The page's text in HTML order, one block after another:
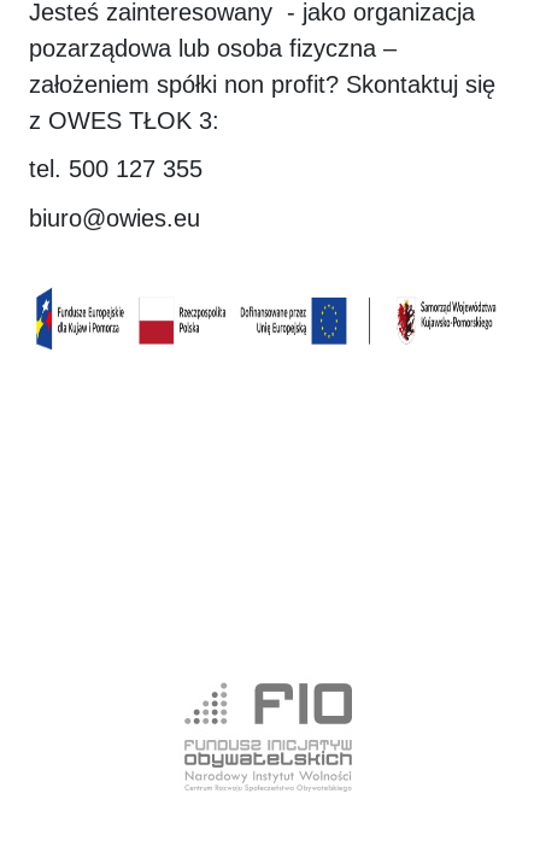
Jesteś zainteresowany - jako organizacja
pozarządowa lub osoba fizyczna –
założeniem spółki non profit? Skontaktuj się
z OWES TŁOK 3:
tel. 500 127 355
biuro@owies.eu